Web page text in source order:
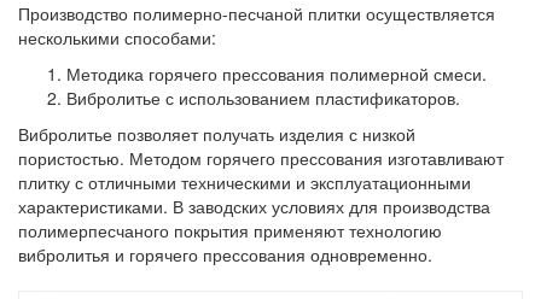
Производство полимерно-песчаной плитки осуществляется
несколькими способами:
Методика горячего прессования полимерной смеси.
Вибролитье с использованием пластификаторов.
Вибролитье позволяет получать изделия с низкой
пористостью. Методом горячего прессования изготавливают
плитку с отличными техническими и эксплуатационными
характеристиками. В заводских условиях для производства
полимерпесчаного покрытия применяют технологию
вибролитья и горячего прессования одновременно.